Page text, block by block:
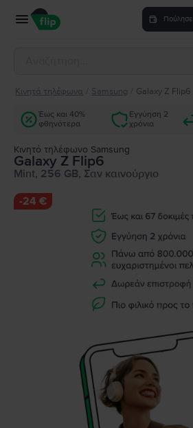
Πούλησε
Κινητά τηλέφωνα Samsung Galaxy Z Flip6
Έως και 40%
φθηνότερα
Εγγύηση 2
χρόνια
Κινητό τηλέφωνο Samsung
Galaxy Z Flip6
Mint, 256 GB, Σαν καινούργιο
-24 €